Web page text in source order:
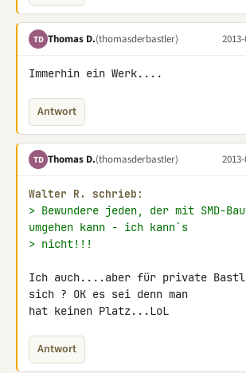
TD Thomas D.(thomasderbastler)
Immerhin ein Werk....
Antwort
TD Thomas D.(thomasderbastler)
Walter R. schrieb:
> Bewundere jeden, der mit SMD-
umgehen kann - ich kann`s
> nicht!!!
Ich auch....aber für private
sich ? OK es sei denn man
hat keinen Platz...LoL
Antwort